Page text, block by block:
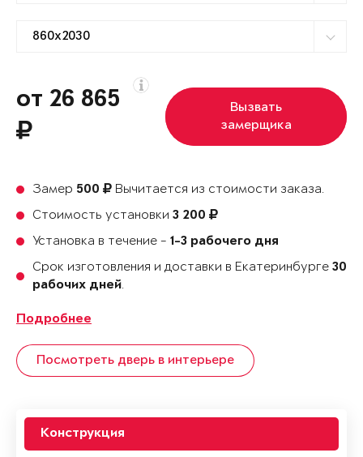
от 26 865
Вызвать
замерщика
Замер 500
Вычитается из стоимости заказа.
Стоимость установки 3 200
Установка в течение - 1-3 рабочего дня
Срок изготовления и доставки в Екатеринбурге 30
рабочих дней.
Подробнее
Посмотреть дверь в интерьере
Конструкция